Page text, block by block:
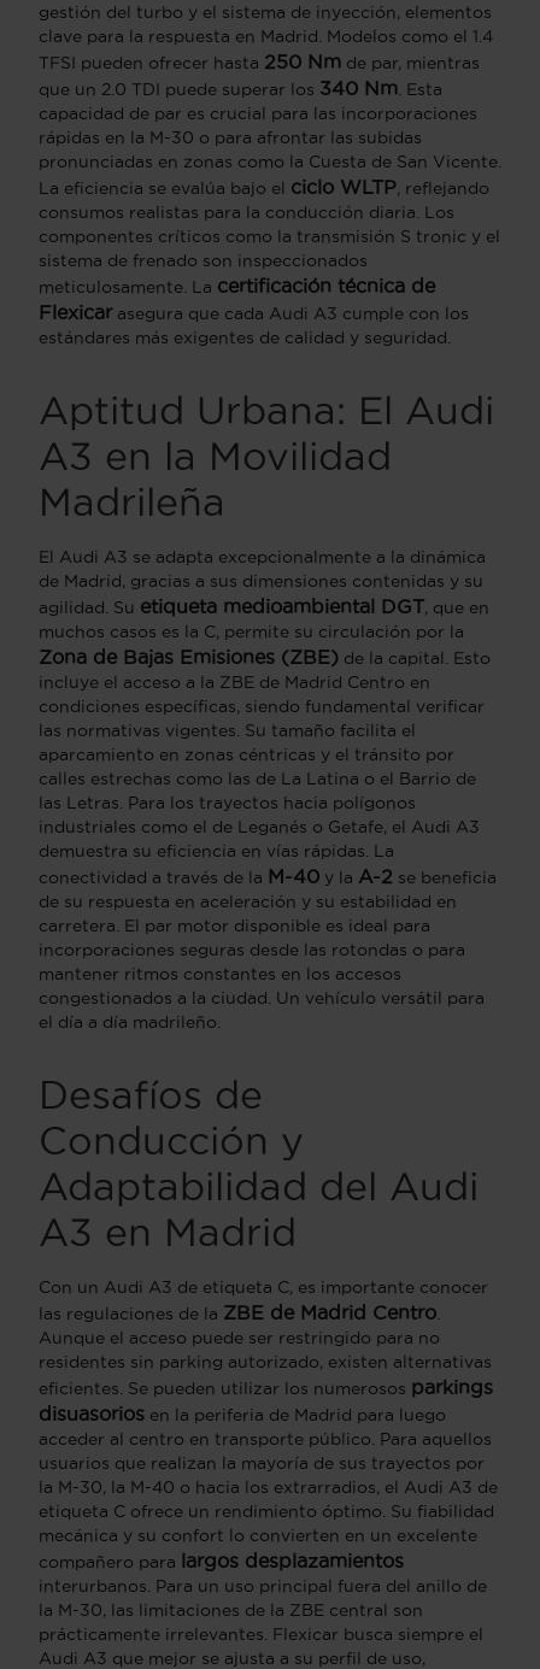
gestión del turbo y el sistema de inyección, elementos
clave para la respuesta en Madrid. Modelos como el 1.4
TFSI pueden ofrecer hasta 250 Nm de par, mientras
que un 2.0 TDI puede superar los 340 Nm . Esta
capacidad de par es crucial para las incorporaciones
rápidas en la M-30 o para afrontar las subidas
pronunciadas en zonas como la Cuesta de San Vicente.
La eficiencia se evalúa bajo el ciclo WLTP, reflejando
consumos realistas para la conducción diaria. Los
componentes críticos como la transmisión S tronic y el
sistema de frenado son inspeccionados
meticulosamente. La certificación técnica de
Flexicarasegura que cada Audi A3 cumple con los
estándares más exigentes de calidad y seguridad.
Aptitud Urbana: El Audi
A3 en la Movilidad
Madrileña
El Audi A3 se adapta excepcionalmente a la dinámica
de Madrid, gracias a sus dimensiones contenidas y su
agilidad. Su etiqueta medioambiental DGT, que en
muchos casos es la C, permite su circulación por la
Zona de Bajas Emisiones (ZBE) de la capital. Esto
incluye el acceso a la ZBE de Madrid Centro en
condiciones específicas, siendo fundamental verificar
las normativas vigentes. Su tamaño facilita el
aparcamiento en zonas céntricas y el tránsito por
calles estrechas como las de La Latina o el Barrio de
las Letras. Para los trayectos hacia polígonos
industriales como el de Leganés o Getafe, el Audi A3
demuestra su eficiencia en vías rápidas. La
conectividad a través de la M-40 y la A-2 se beneficia
de su respuesta en aceleración y su estabilidad en
carretera. El par motor disponible es ideal para
incorporaciones seguras desde las rotondas o para
mantener ritmos constantes en los accesos
congestionados a la ciudad. Un vehículo versátil para
el día a día madrileño.
Desafíos de
Conducción y
Adaptabilidad del Audi
A3 en Madrid
Con un Audi A3 de etiqueta C, es importante conocer
las regulaciones de la ZBE de Madrid Centro
Aunque el acceso puede ser restringido para no
residentes sin parking autorizado, existen alternativas
eficientes. Se pueden utilizar los numerosos parkings
disuasorios en la periferia de Madrid para luego
acceder al centro en transporte público. Para aquellos
usuarios que realizan la mayoría de sus trayectos por
la M-30, la M-40 o hacia los extrarradios, el Audi A3 de
etiqueta C ofrece un rendimiento óptimo. Su fiabilidad
mecánica y su confort lo convierten en un excelente
compañero para largos desplazamientos
interurbanos. Para un uso principal fuera del anillo de
la M-30, las limitaciones de la ZBE central son
prácticamente irrelevantes. Flexicar busca siempre el
Audi A3 que mejor se ajusta a su perfil de uso,